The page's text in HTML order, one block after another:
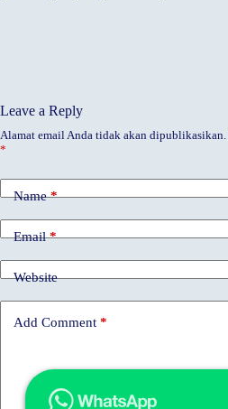
Leave a Reply
Alamat email Anda tidak akan dipublikasikan.
*
Name*
Email*
Website
Add Comment *